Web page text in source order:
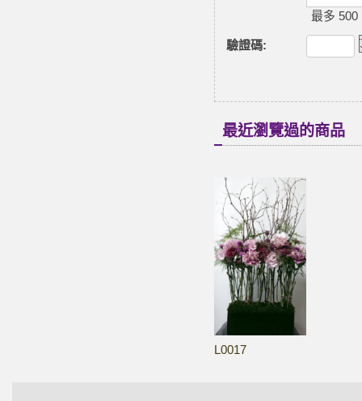
最多 500
驗證碼:
最近瀏覽過的商品
L0017